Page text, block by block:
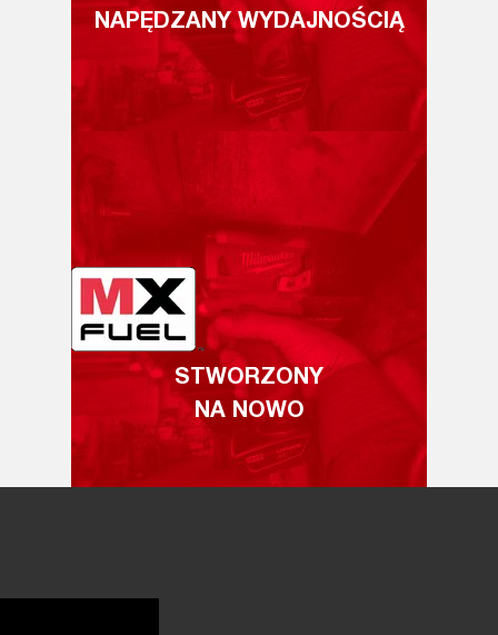
NAPĘDZANY WYDAJNOŚCIĄ
STWORZONY
NA NOWO